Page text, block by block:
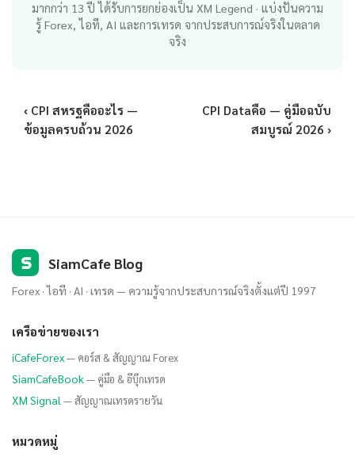
มากกว่า 13 ปี ได้รับการยกย่องเป็น XM Legend · แบ่งปันความ
รู้ Forex, ไอที, AI และการเทรด จากประสบการณ์จริงในตลาด
จริง
‹ CPI สหรฐคืออะไร —
ข้อมูลครบถ้วน 2026
CPI Dataคือ — คู่มือฉบับ
สมบูรณ์ 2026 ›
S SiamCafe Blog
Forex · ไอที · AI · เทรด — ความรู้จากประสบการณ์จริงตั้งแต่ปี 1997
เครือข่ายของเรา
iCafeForex— คอร์ส & สัญญาณ Forex
SiamCafeBook— คู่มือ & อีบุ๊กเทรด
XM Signal — สัญญาณเทรดรายวัน
หมวดหมู่